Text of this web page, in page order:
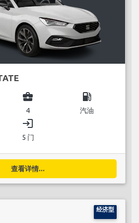
business_center
4
local_gas_station
汽油
login
5 门
查看详情...
经济型